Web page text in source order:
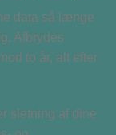
data så længe
Afbrydes
to år, alt efter
sletning af dine